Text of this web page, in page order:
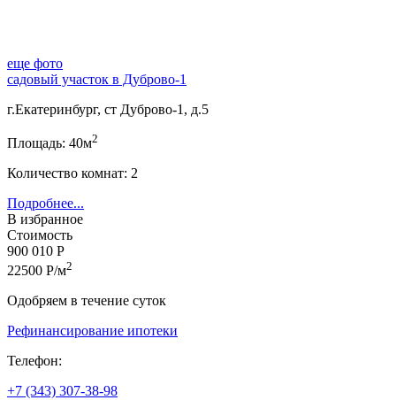
еще фото
садовый участок в Дуброво-1
г.Екатеринбург, ст Дуброво-1, д.5
Площадь: 40м2
Количество комнат: 2
Подробнее...
В избранное
Стоимость
900 010 Р
22500 Р/м2
Одобряем в течение суток
Рефинансирование ипотеки
Телефон:
+7 (343) 307-38-98